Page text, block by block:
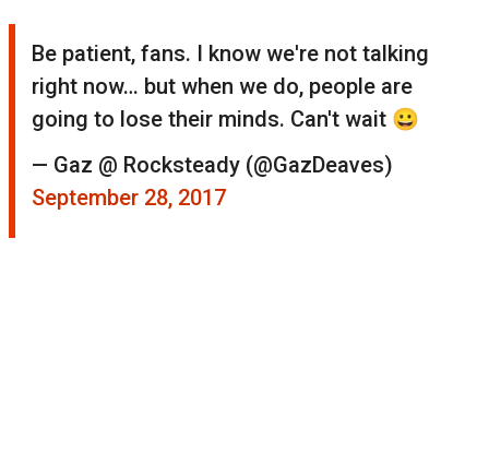
Be patient, fans. I know we're not talking
right now… but when we do, people are
going to lose their minds. Can't wait 😀
— Gaz @ Rocksteady (@GazDeaves)
September 28, 2017